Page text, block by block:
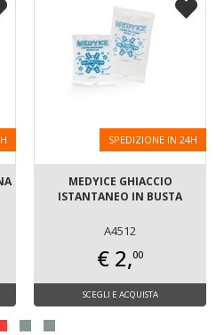
SPEDIZIONE IN 24H
MEDYICE GHIACCIO
ISTANTANEO IN BUSTA
A4512
€ 2,00
SCEGLI E ACQUISTA